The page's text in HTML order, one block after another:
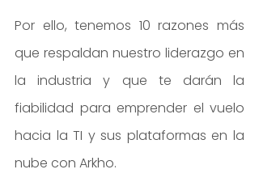
Por ello, tenemos 10 razones más
que respaldan nuestro liderazgo en
la industria y que te darán la
fiabilidad para emprender el vuelo
hacia la TI y sus plataformas en la
nube con Arkho.